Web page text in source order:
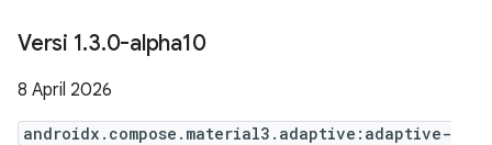
Versi 1.3.0-alpha10
8 April 2026
androidx.compose.material3.adaptive:adaptive-